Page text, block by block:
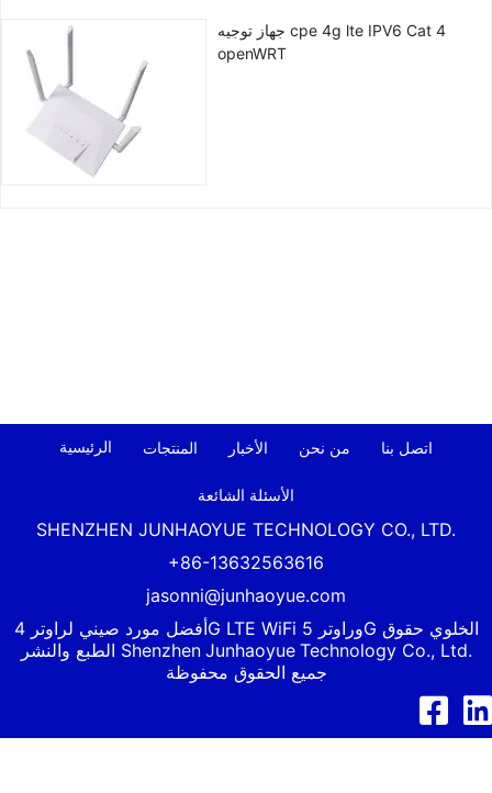
جهاز توجيه cpe 4g lte IPV6 Cat 4
openWRT
الرئيسية المنتجات الأخبار من نحن اتصل بنا
الأسئلة الشائعة
SHENZHEN JUNHAOYUE TECHNOLOGY CO., LTD.
+86-13632563616
jasonni@junhaoyue.com
أفضل مورد صيني لراوتر 4G LTE WiFi وراوتر 5G الخلوي حقوق
الطبع والنشر Shenzhen Junhaoyue Technology Co., Ltd.
جميع الحقوق محفوظة
فيسبوكإن